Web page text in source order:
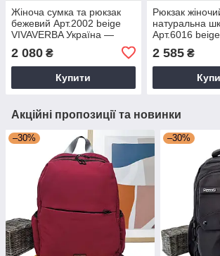
Жіноча сумка та рюкзак
бежевий Арт.2002 beige
VIVAVERBA Україна —
2 080 ₴
Купити
Рюкзак
натуральна
Арт.6016
2 585₴
Акційні пропозиції та новинки
–30% –30%